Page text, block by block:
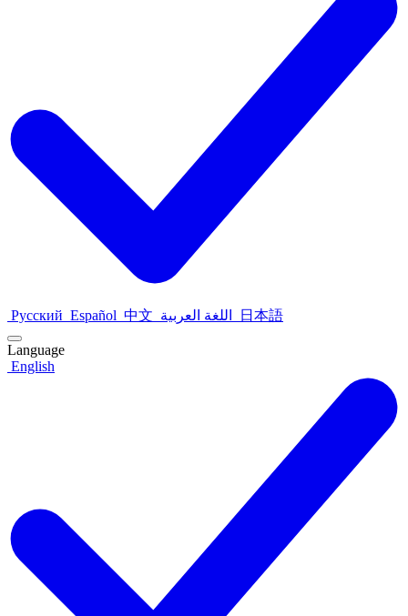
Русский Español 中文 اللغة العربية 日本語
Language
English